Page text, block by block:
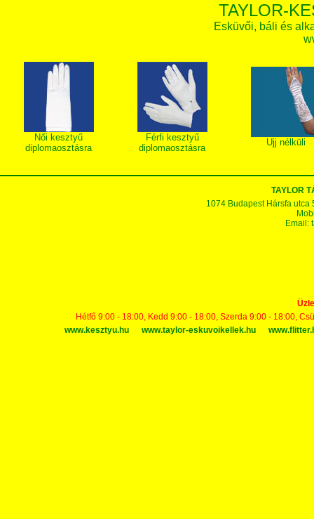
TAYLOR-
Esküvői, báli és
Női kesztyű
diplomaosztásra
Férfi kesztyű
diplomaosztásra
Ujj nélküli
TAYLOR
1074 Budapest Hársfa utca
Email:
Hétfő 9:00 - 18:00, Kedd 9:00 - 18:00, Szerda 9:00 - 18:00,
www.kesztyu.hu
www.taylor-eskuvoikellek.hu